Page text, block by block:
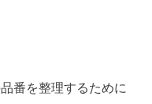
番を整理するために